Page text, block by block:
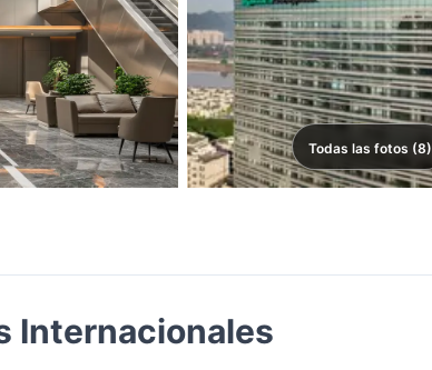
Todas las fotos (8)
Internacionales